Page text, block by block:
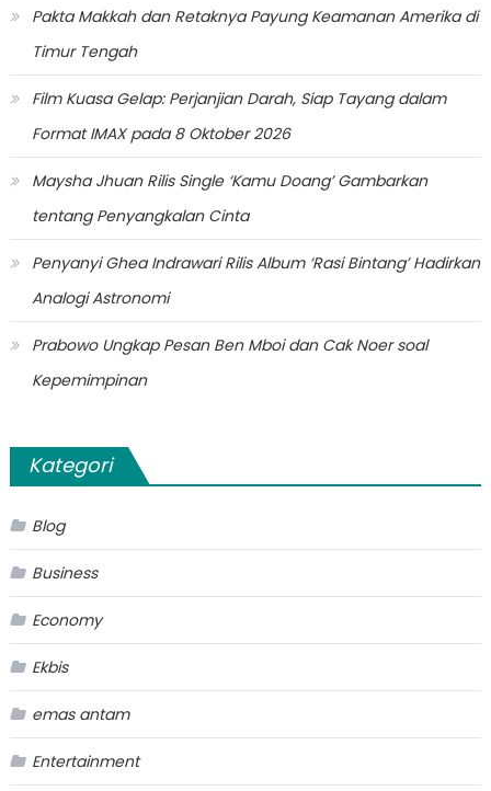
Pakta Makkah dan Retaknya Payung Keamanan Amerika di
Timur Tengah
Film Kuasa Gelap: Perjanjian Darah, Siap Tayang dalam
Format IMAX pada 8 Oktober 2026
Maysha Jhuan Rilis Single ‘Kamu Doang’ Gambarkan
tentang Penyangkalan Cinta
Penyanyi Ghea Indrawari Rilis Album ‘Rasi Bintang’ Hadirkan
Analogi Astronomi
Prabowo Ungkap Pesan Ben Mboi dan Cak Noer soal
Kepemimpinan
Kategori
Blog
Business
Economy
Ekbis
emas antam
Entertainment